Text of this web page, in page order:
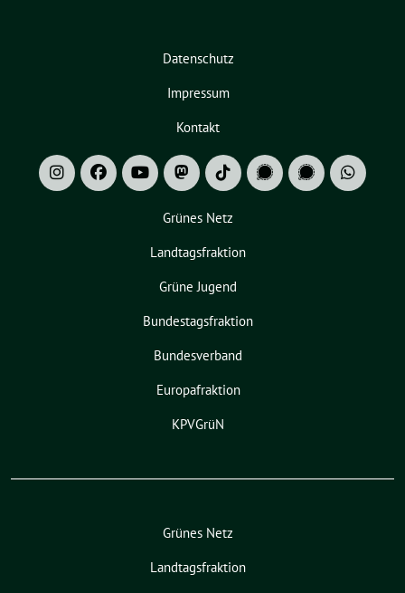
Datenschutz
Impressum
Kontakt
Grünes Netz
Landtagsfraktion
Grüne Jugend
Bundestagsfraktion
Bundesverband
Europafraktion
KPVGrüN
Grünes Netz
Landtagsfraktion